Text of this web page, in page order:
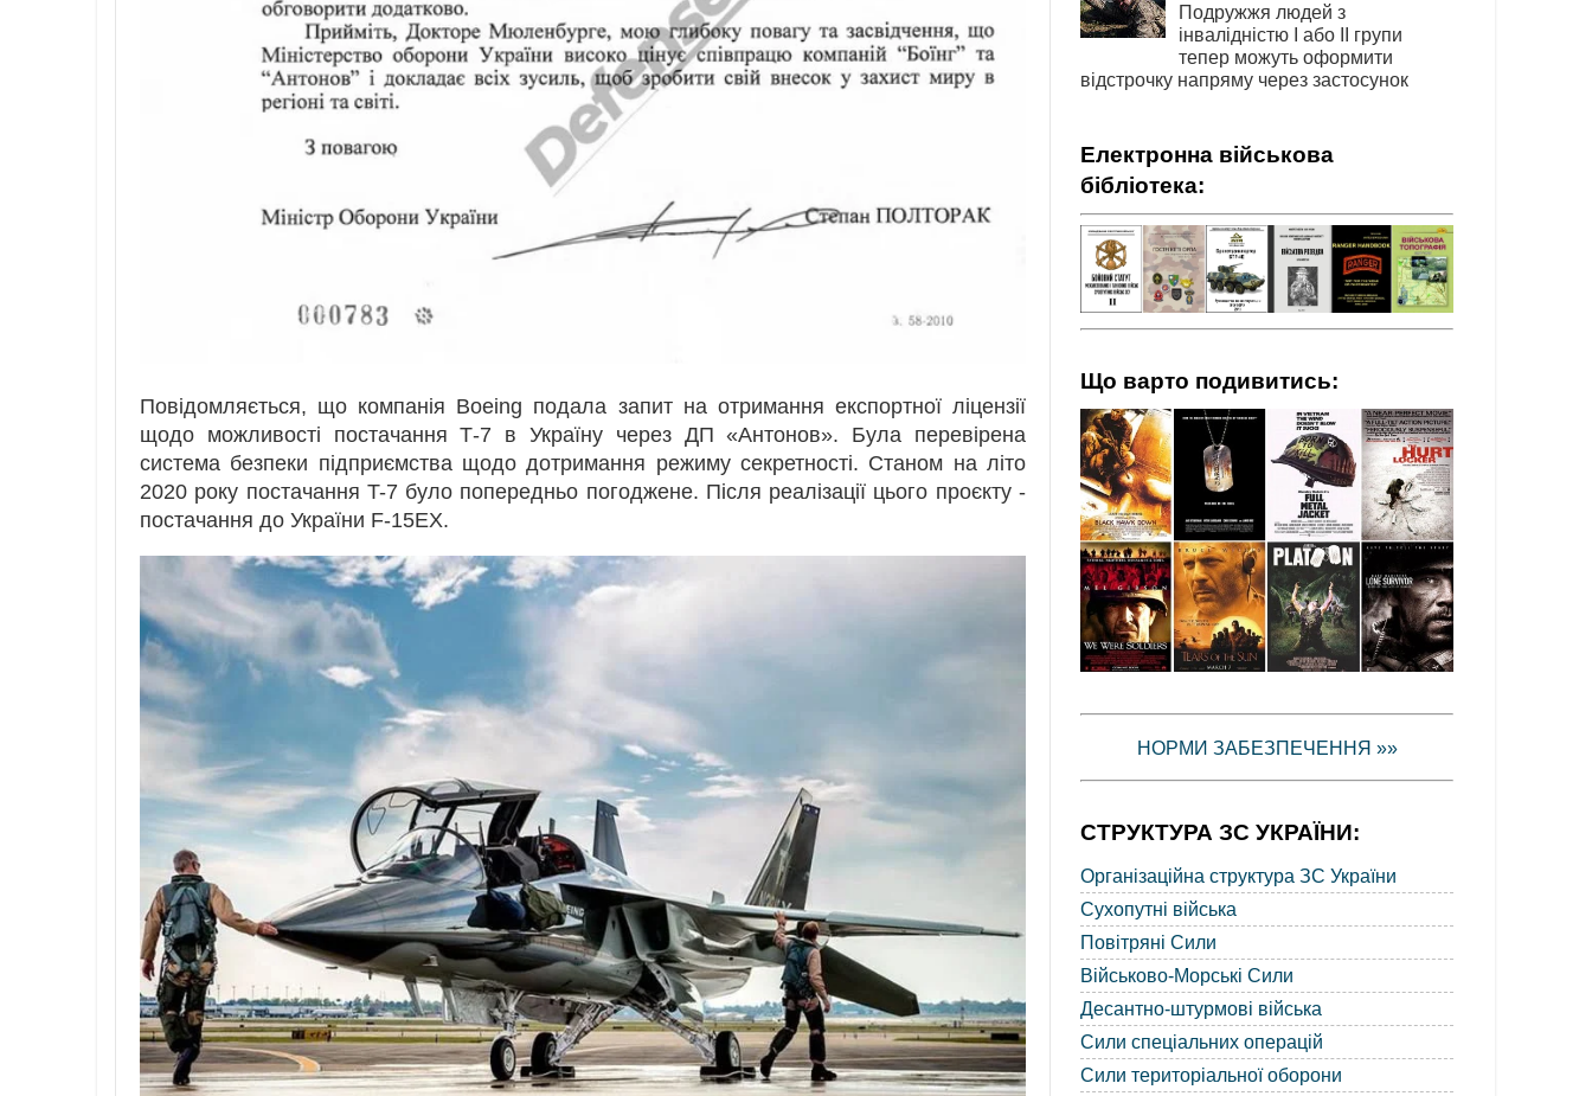
Повідомляється, що компанія Boeing подала запит на отримання експортної ліцензії
щодо можливості постачання Т-7 в Україну через ДП «Антонов». Була перевірена
система безпеки підприємства щодо дотримання режиму секретності. Станом на літо
2020 року постачання T-7 було попередньо погоджене. Після реалізації цього проєкту -
постачання до України F-15EX.
Подружжя людей з
інвалідністю І або ІІ групи
тепер можуть оформити
відстрочку напряму через застосунок
Електронна військова
бібліотека:
Що варто подивитись:
НОРМИ ЗАБЕЗПЕЧЕННЯ »»
СТРУКТУРА ЗС УКРАЇНИ:
Організаційна структура ЗС України
Сухопутні війська
Повітряні Сили
Військово-Морські Сили
Десантно-штурмові війська
Сили спеціальних операцій
Сили територіальної оборони